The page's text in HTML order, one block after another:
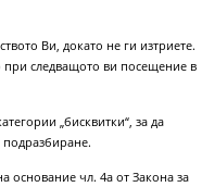
Ви, докато не ги изтриете.
при следващото ви посещение в
„бисквитки“, за да
основание чл. 4а от Закона за